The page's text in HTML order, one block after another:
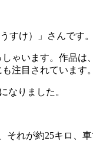
すけ）」さんです。
ゃいます。作品は
注目されています。
なりました。
れが約25キロ、